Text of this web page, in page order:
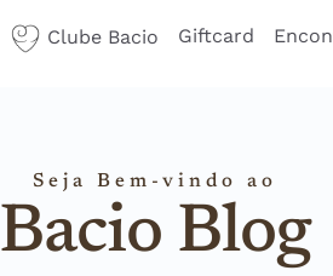
Clube Bacio Giftcard
Seja Bem-vindo ao
Bacio Blog